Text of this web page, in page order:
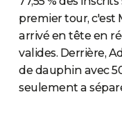
premier tour, c'est
arrivé en tête en
valides. Derrière,
de dauphin avec
seulement a